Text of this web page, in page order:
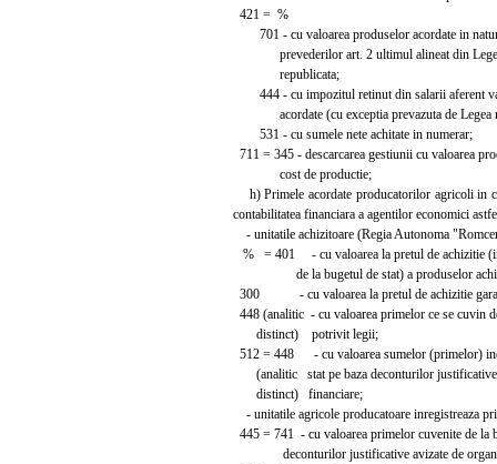
421 = %
701 - cu valoarea produselor acordate in
prevederilor art. 2 ultimul alineat din
republicata;
444 - cu impozitul retinut din salarii aferent
acordate (cu exceptia prevazuta de Legea
531 - cu sumele nete achitate in numerar;
711 = 345 - descarcarea gestiunii cu valoarea
cost de productie;
h) Primele acordate producatorilor agricoli in
contabilitatea financiara a agentilor economici
- unitatile achizitoare (Regia Autonoma
% = 401 - cu valoarea la pretul de achizitie
de la bugetul de stat) a produselor
300 - cu valoarea la pretul de achizitie
448 (analitic - cu valoarea primelor ce se cuvin
distinct) potrivit legii;
512 = 448 - cu valoarea sumelor (primelor)
(analitic stat pe baza deconturilor justificative
distinct) financiare;
- unitatile agricole producatoare inregistreaza
445 = 741 - cu valoarea primelor cuvenite de la
deconturilor justificative avizate de